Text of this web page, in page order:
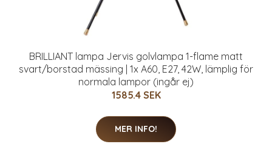
BRILLIANT lampa Jervis golvlampa 1-flame matt
svart/borstad mässing | 1x A60, E27, 42W, lämplig för
normala lampor (ingår ej)
1585.4 SEK
MER INFO!